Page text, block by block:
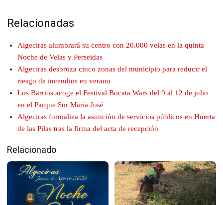
Relacionadas
Algeciras alumbrará su centro con 20.000 velas en la quinta
Noche de Velas y Perseidas
Algeciras desbroza cinco zonas del municipio para reducir el
riesgo de incendios en verano
Los Barrios acoge el Festival Bocata Wars del 9 al 12 de julio
en el Parque Sor María José
Algeciras formaliza la asunción de servicios públicos en Huerta
de las Pilas tras la firma del acta de recepción
Relacionado